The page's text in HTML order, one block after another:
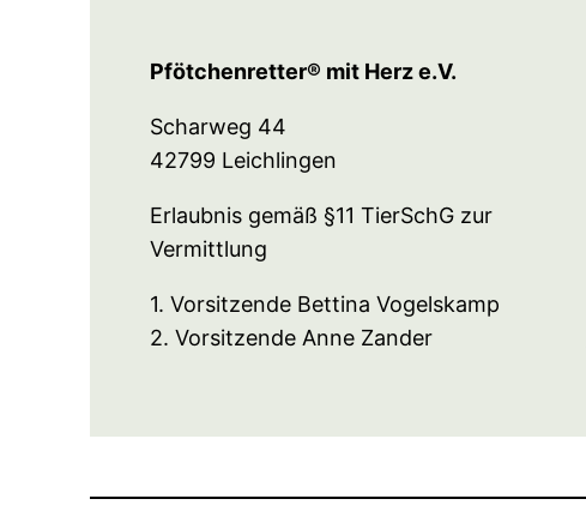
Pfötchenretter® mit Herz e.V.
Scharweg 44
42799 Leichlingen
Erlaubnis gemäß §11 TierSchG zur
Vermittlung
1. Vorsitzende Bettina Vogelskamp
2. Vorsitzende Anne Zander